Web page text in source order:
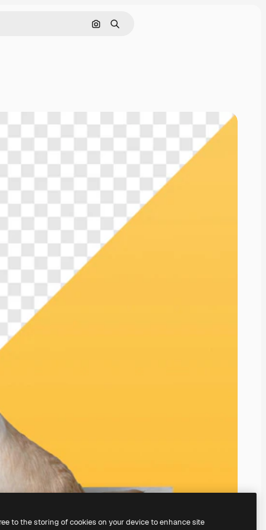
Pesquisar por imagem
Buscar
to the storing of cookies on your device to enhance site